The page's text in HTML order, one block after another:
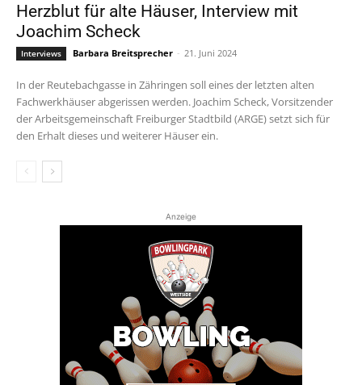
Herzblut für alte Häuser, Interview mit
Joachim Scheck
Interviews Barbara Breitsprecher - 21. Juni 2024
In der Reutebachgasse in Zähringen soll eines der letzten alten
Fachwerkhäuser abgerissen werden. Joachim Scheck, Vorsitzender
der Arbeitsgemeinschaft Freiburger Stadtbild (ARGE) setzt sich für
den Erhalt dieses und weiterer Häuser ein.
Anzeige